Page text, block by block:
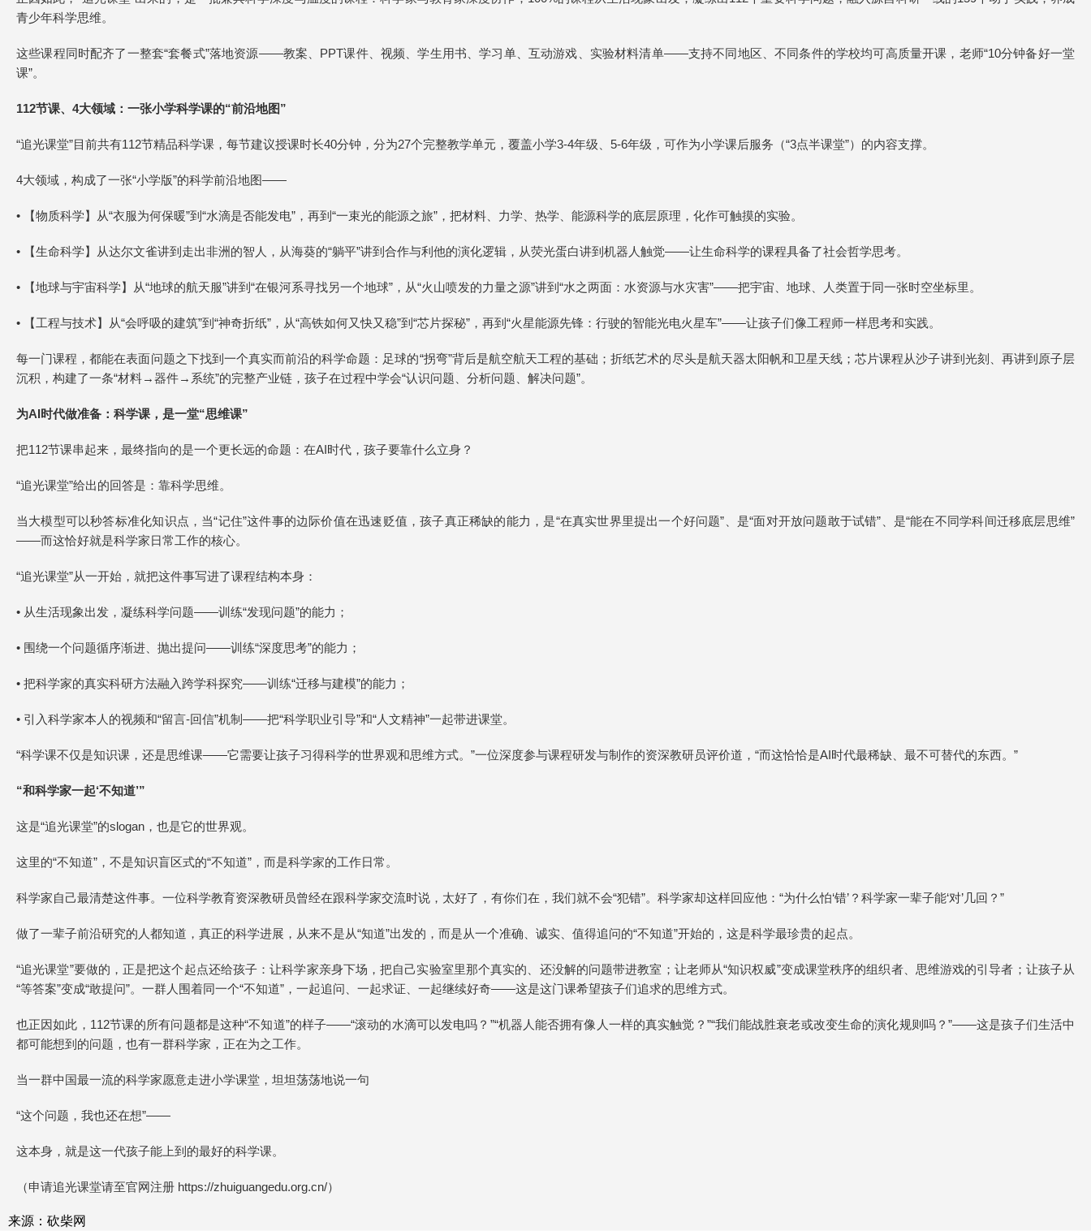
青少年科学思维。
这些课程同时配齐了一整套“套餐式”落地资源——教案、PPT课件、视频、学生用书、学习单、互动游戏、实验材料清单——支持不同地区、不同条件的学校均可高质量开课，老师“10分钟备好一堂
课”。
112节课、4大领域：一张小学科学课的“前沿地图”
“追光课堂”目前共有112节精品科学课，每节建议授课时长40分钟，分为27个完整教学单元，覆盖小学3-4年级、5-6年级，可作为小学课后服务（“3点半课堂”）的内容支撑。
4大领域，构成了一张“小学版”的科学前沿地图——
• 【物质科学】从“衣服为何保暖”到“水滴是否能发电”，再到“一束光的能源之旅”，把材料、力学、热学、能源科学的底层原理，化作可触摸的实验。
• 【生命科学】从达尔文雀讲到走出非洲的智人，从海葵的“躺平”讲到合作与利他的演化逻辑，从荧光蛋白讲到机器人触觉——让生命科学的课程具备了社会哲学思考。
• 【地球与宇宙科学】从“地球的航天服”讲到“在银河系寻找另一个地球”，从“火山喷发的力量之源”讲到“水之两面：水资源与水灾害”——把宇宙、地球、人类置于同一张时空坐标里。
• 【工程与技术】从“会呼吸的建筑”到“神奇折纸”，从“高铁如何又快又稳”到“芯片探秘”，再到“火星能源先锋：行驶的智能光电火星车”——让孩子们像工程师一样思考和实践。
每一门课程，都能在表面问题之下找到一个真实而前沿的科学命题：足球的“拐弯”背后是航空航天工程的基础；折纸艺术的尽头是航天器太阳帆和卫星天线；芯片课程从沙子讲到光刻、再讲到原子层
沉积，构建了一条“材料→器件→系统”的完整产业链，孩子在过程中学会“认识问题、分析问题、解决问题”。
为AI时代做准备：科学课，是一堂“思维课”
把112节课串起来，最终指向的是一个更长远的命题：在AI时代，孩子要靠什么立身？
“追光课堂”给出的回答是：靠科学思维。
当大模型可以秒答标准化知识点，当“记住”这件事的边际价值在迅速贬值，孩子真正稀缺的能力，是“在真实世界里提出一个好问题”、是“面对开放问题敢于试错”、是“能在不同学科间迁移底层思维”
——而这恰好就是科学家日常工作的核心。
“追光课堂”从一开始，就把这件事写进了课程结构本身：
• 从生活现象出发，凝练科学问题——训练“发现问题”的能力；
• 围绕一个问题循序渐进、抛出提问——训练“深度思考”的能力；
• 把科学家的真实科研方法融入跨学科探究——训练“迁移与建模”的能力；
• 引入科学家本人的视频和“留言-回信”机制——把“科学职业引导”和“人文精神”一起带进课堂。
“科学课不仅是知识课，还是思维课——它需要让孩子习得科学的世界观和思维方式。”一位深度参与课程研发与制作的资深教研员评价道，“而这恰恰是AI时代最稀缺、最不可替代的东西。”
“和科学家一起‘不知道’”
这是“追光课堂”的slogan，也是它的世界观。
这里的“不知道”，不是知识盲区式的“不知道”，而是科学家的工作日常。
科学家自己最清楚这件事。一位科学教育资深教研员曾经在跟科学家交流时说，太好了，有你们在，我们就不会“犯错”。科学家却这样回应他：“为什么怕‘错’？科学家一辈子能‘对’几回？”
做了一辈子前沿研究的人都知道，真正的科学进展，从来不是从“知道”出发的，而是从一个准确、诚实、值得追问的“不知道”开始的，这是科学最珍贵的起点。
“追光课堂”要做的，正是把这个起点还给孩子：让科学家亲身下场，把自己实验室里那个真实的、还没解的问题带进教室；让老师从“知识权威”变成课堂秩序的组织者、思维游戏的引导者；让孩子从
“等答案”变成“敢提问”。一群人围着同一个“不知道”，一起追问、一起求证、一起继续好奇——这是这门课希望孩子们追求的思维方式。
也正因如此，112节课的所有问题都是这种“不知道”的样子——“滚动的水滴可以发电吗？”“机器人能否拥有像人一样的真实触觉？”“我们能战胜衰老或改变生命的演化规则吗？”——这是孩子们生活中
都可能想到的问题，也有一群科学家，正在为之工作。
当一群中国最一流的科学家愿意走进小学课堂，坦坦荡荡地说一句
“这个问题，我也还在想”——
这本身，就是这一代孩子能上到的最好的科学课。
（申请追光课堂请至官网注册 https://zhuiguangedu.org.cn/）
来源：砍柴网